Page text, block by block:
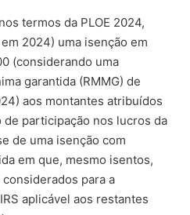
termos da PLOE 2024,
2024) uma isenção em
(considerando uma
garantida (RMMG) de
aos montantes atribuídos
participação nos lucros da
de uma isenção com
em que, mesmo isentos,
para a
aplicável aos restantes